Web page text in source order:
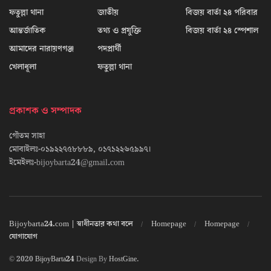
ফতুল্লা থানা
আন্তর্জাতিক
আমাদের নারায়ণগঞ্জ
খেলাধূলা
জাতীয়
তথ্য ও প্রযুক্তি
পদপ্রার্থী
ফতুল্লা থানা
বিজয় বার্তা ২৪ পরিবার
বিজয় বার্তা ২৪ স্পেশাল
প্রকাশক ও সম্পাদক
গৌতম সাহা
মোবাইলঃ-০১৯২২৭৫৮৮৮৯, ০১৭১২২৬৫৯৯৭।
ইমেইলঃ-bijoybarta24@gmail.com
Bijoybarta24.com | স্বাধীনতার কথা বলে Homepage
Homepage
যোগাযোগ
© 2020BijoyBarta24Design ByHostGine.